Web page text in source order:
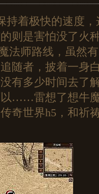
持着极快的速度
则是害怕没了火
法师路线，虽然
随者，披着一身
有多少时间去了
……雷想了想牛
奇世界h5，和祈